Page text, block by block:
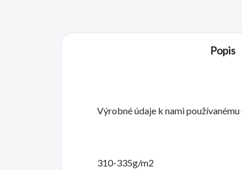
Popis
Výrobné údaje k nami
310-335g/m2